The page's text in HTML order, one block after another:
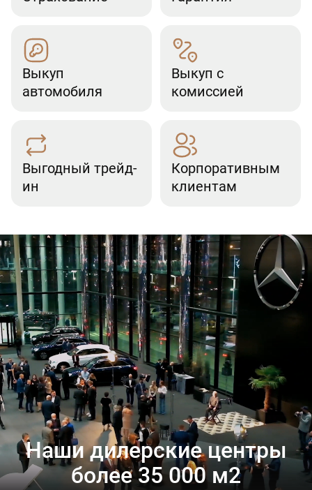
Выкуп
автомобиля
Выкуп с
комиссией
Выгодный трейд-
ин
Корпоративным
клиентам
Наши дилерские центры
более 35 000 м2